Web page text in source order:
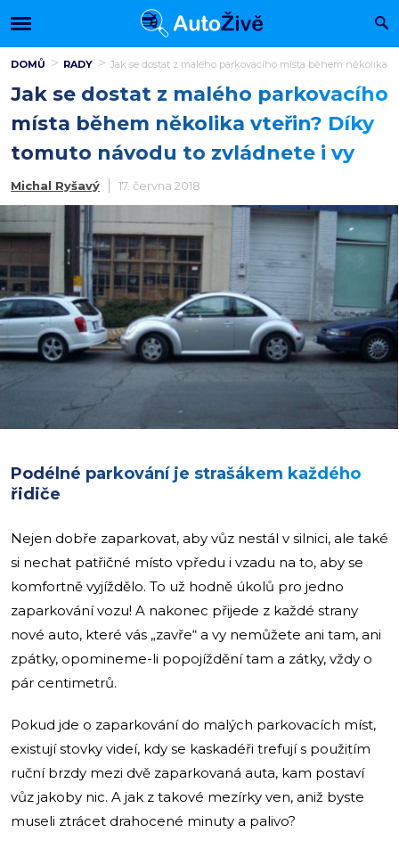
DOMŮ RADY Jak se dostat z malého parkovacího místa během několika
Jak se dostat z malého parkovacího
místa během několika vteřin? Díky
tomuto návodu to zvládnete i vy
Michal Ryšavý 17. června 2018
Podélné parkování je strašákem každého
řidiče
Nejen dobře zaparkovat, aby vůz nestál v silnici, ale také
si nechat patřičné místo vpředu i vzadu na to, aby se
komfortně vyjíždělo. To už hodně úkolů pro jedno
zaparkování vozu! A nakonec přijede z každé strany
nové auto, které vás „zavře“ a vy nemůžete ani tam, ani
zpátky, opomineme-li popojíždění tam a zátky, vždy o
pár centimetrů.
Pokud jde o zaparkování do malých parkovacích míst,
existují stovky videí, kdy se kaskadéři trefují s použitím
ruční brzdy mezi dvě zaparkovaná auta, kam postaví
vůz jakoby nic. A jak z takové mezírky ven, aniž byste
museli ztrácet drahocené minuty a palivo?